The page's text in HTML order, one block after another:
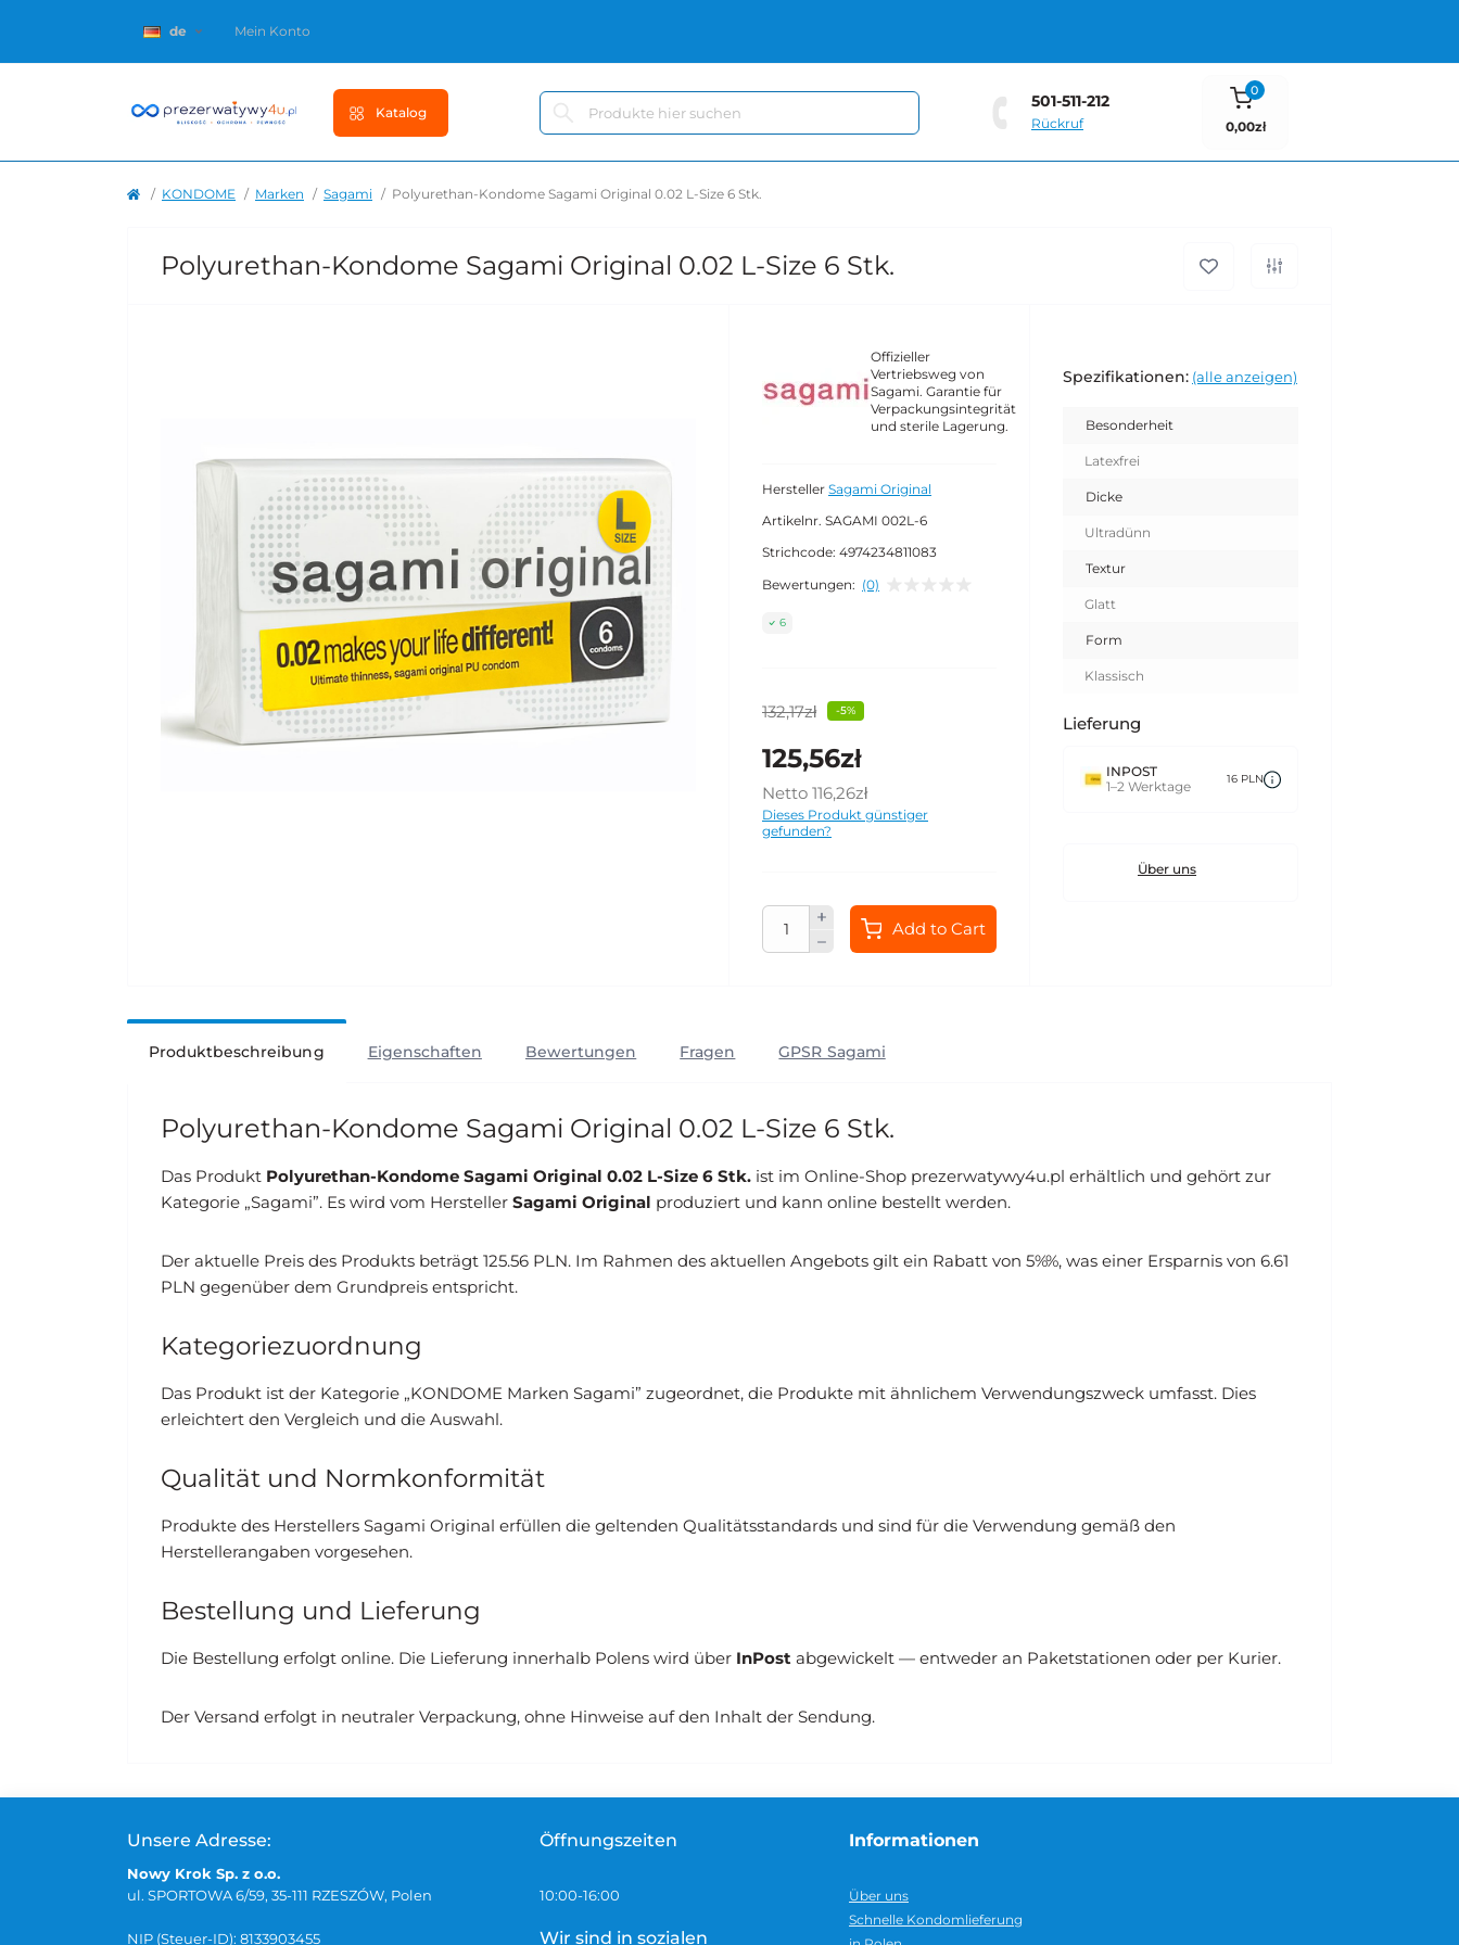
de Mein Konto
Katalog
501-511-212
Rückruf
0
0,00zł
KONDOME Marken Sagami Polyurethan-Kondome Sagami Original 0.02 L-Size 6 Stk.
Polyurethan-Kondome Sagami Original 0.02 L-Size 6 Stk.
Offizieller
Vertriebsweg von
Sagami. Garantie für
Verpackungsintegrität
und sterile Lagerung.
Hersteller Sagami Original
Artikelnr. SAGAMI 002L-6
Strichcode: 4974234811083
Bewertungen: (0)
6
132,17zł -5%
125,56zł
Netto 116,26zł
Dieses Produkt günstiger
gefunden?
Add to Cart
Spezifikationen: (alle anzeigen)
Besonderheit
Latexfrei
Dicke
Ultradünn
Textur
Glatt
Form
Klassisch
Lieferung
INPOST
1–2 Werktage
16 PLN
Über uns
Produktbeschreibung Eigenschaften Bewertungen Fragen GPSR Sagami
Polyurethan-Kondome Sagami Original 0.02 L-Size 6 Stk.
Das Produkt Polyurethan-Kondome Sagami Original 0.02 L-Size 6 Stk. ist im Online-Shop prezerwatywy4u.pl erhältlich und gehört zur
Kategorie „Sagami”. Es wird vom Hersteller Sagami Original produziert und kann online bestellt werden.
Der aktuelle Preis des Produkts beträgt 125.56 PLN. Im Rahmen des aktuellen Angebots gilt ein Rabatt von 5%%, was einer Ersparnis von 6.61
PLN gegenüber dem Grundpreis entspricht.
Kategoriezuordnung
Das Produkt ist der Kategorie „KONDOME Marken Sagami” zugeordnet, die Produkte mit ähnlichem Verwendungszweck umfasst. Dies
erleichtert den Vergleich und die Auswahl.
Qualität und Normkonformität
Produkte des Herstellers Sagami Original erfüllen die geltenden Qualitätsstandards und sind für die Verwendung gemäß den
Herstellerangaben vorgesehen.
Bestellung und Lieferung
Die Bestellung erfolgt online. Die Lieferung innerhalb Polens wird über InPost abgewickelt — entweder an Paketstationen oder per Kurier.
Der Versand erfolgt in neutraler Verpackung, ohne Hinweise auf den Inhalt der Sendung.
Unsere Adresse:
Nowy Krok Sp. z o.o.
ul. SPORTOWA 6/59, 35-111 RZESZÓW, Polen
NIP (Steuer-ID): 8133903455
Öffnungszeiten
10:00-16:00
Wir sind in sozialen
Informationen
Über uns
Schnelle Kondomlieferung